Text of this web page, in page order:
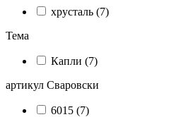
хрусталь (7)
Тема
Капли (7)
артикул Сваровски
6015 (7)